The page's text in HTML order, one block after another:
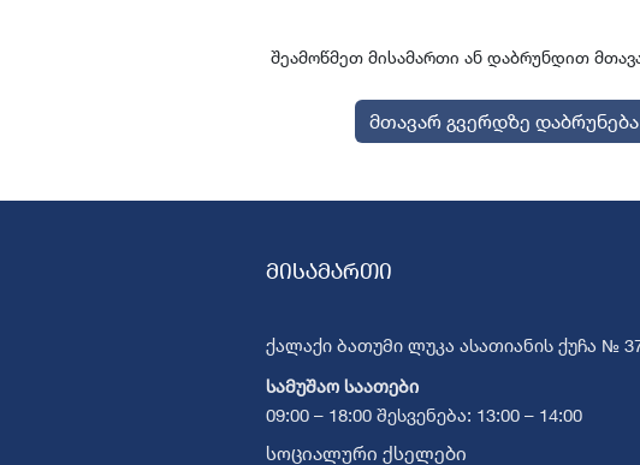
შეამოწმეთ მისამართი ან დაბრუნდით
მთავარ გვერდზე დაბრუნება
მისამართი
ქალაქი ბათუმი ლუკა ასათიანის ქუჩა №
სამუშაო საათები
09:00 – 18:00 შესვენება: 13:00 – 14:00
სოციალური ქსელები